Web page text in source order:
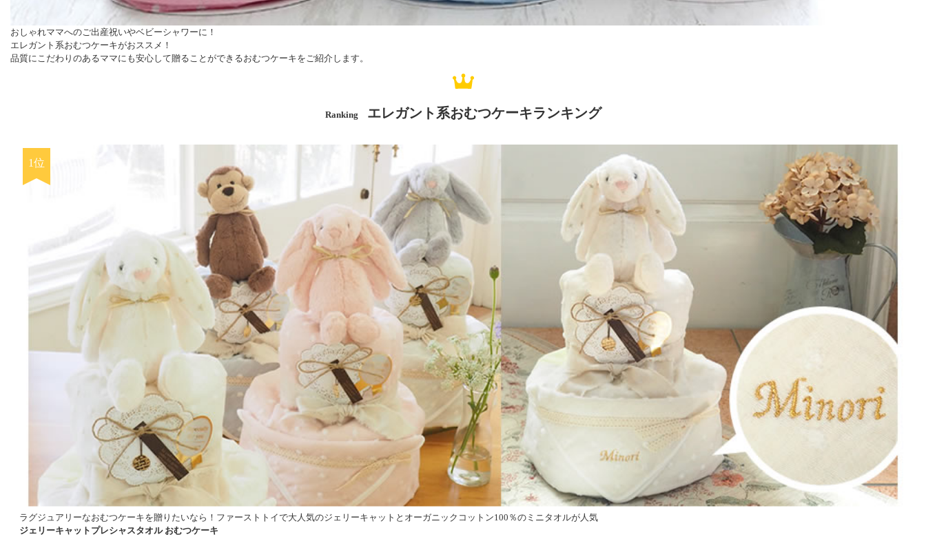
おしゃれママへのご出産祝いやベビーシャワーに！
エレガント系おむつケーキがおススメ！
品質にこだわりのあるママにも安心して贈ることができるおむつケーキをご紹介します。
Ranking エレガント系おむつケーキランキング
1位
ラグジュアリーなおむつケーキを贈りたいなら！ファーストトイで大人気のジェリーキャットとオーガニックコットン100％のミニタオルが人気
ジェリーキャットプレシャスタオル おむつケーキ